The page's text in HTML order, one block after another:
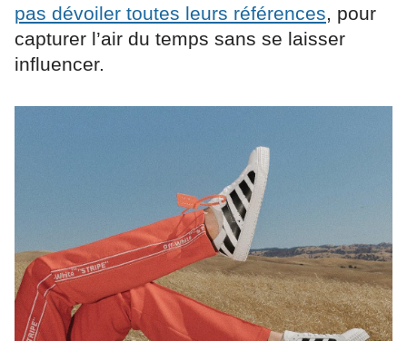
pas dévoiler toutes leurs références, pour
capturer l’air du temps sans se laisser
influencer.